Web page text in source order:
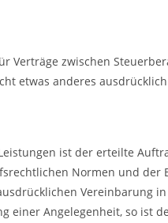
Verträge zwischen
etwas anderes
ist der erteilte
Normen und der
Vereinbarung
einer Angelegenheit, so